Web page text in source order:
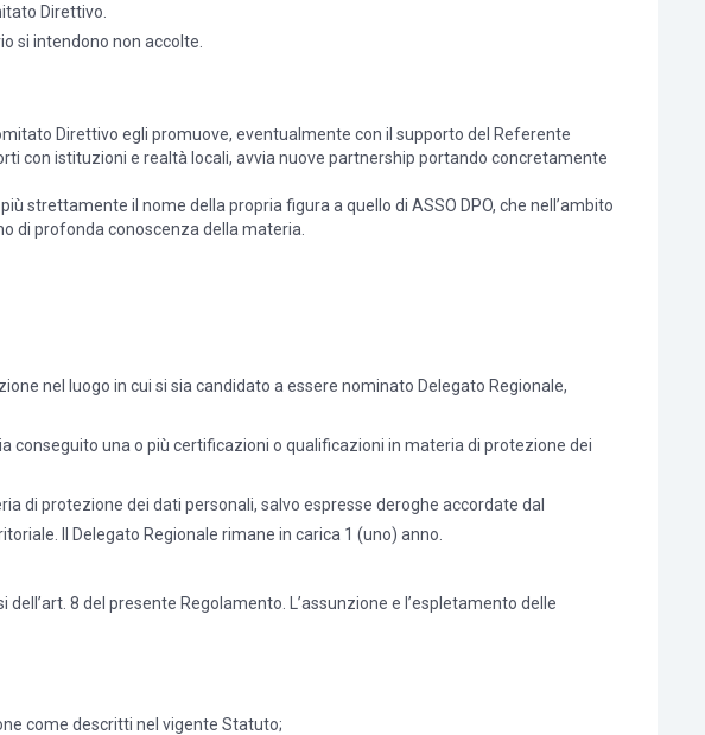
Direttivo.
si intendono non accolte.
Direttivo egli promuove, eventualmente con il supporto del Referente
con istituzioni e realtà locali, avvia nuove partnership portando concretamente
strettamente il nome della propria figura a quello di ASSO DPO, che nell’ambito
di profonda conoscenza della materia.
nel luogo in cui si sia candidato a essere nominato Delegato Regionale,
conseguito una o più certificazioni o qualificazioni in materia di protezione dei
di protezione dei dati personali, salvo espresse deroghe accordate dal
Il Delegato Regionale rimane in carica 1 (uno) anno.
8 del presente Regolamento. L’assunzione e l’espletamento delle
come descritti nel vigente Statuto;